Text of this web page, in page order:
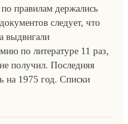
правилам держались
следует, что
выдвигали
по литературе 11 раз,
получил. Последняя
на 1975 год. Списки